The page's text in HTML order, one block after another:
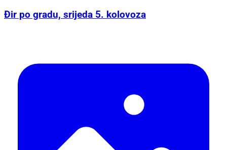
Đir po gradu, srijeda 5. kolovoza